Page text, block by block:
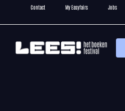
Contact My Easyfairs Jobs